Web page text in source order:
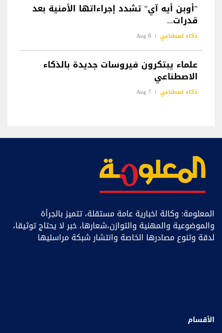
"أوبن أيه آي" تشدد إجراءاتها الأمنية بعد
قدرات...
ذكاء اصطناعي 8 Aug
علماء يبتكرون فيروسات جديدة بالذكاء
الاصطناعي
ذكاء اصطناعي 7 Aug
المعلومة: وكالة اخبارية عامة مستقلة، تتميز بالجرأة
والموضوعية والمهنية والتوازن،شعارها، خبر ﻻ يحتاج توثيقا،
لدقة وتنوع مصادرها الخاصة وانتشار شبكة مراسليها
الأقسام